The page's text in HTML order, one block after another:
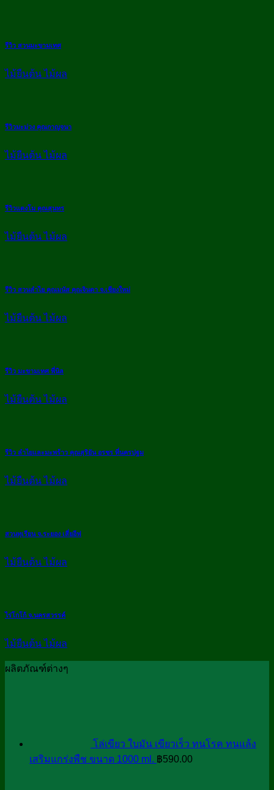
รีวิว สวนมะขามเทศ
ไม้ยืนต้น ไม้ผล
รีวิวมะม่วง คุณกาญจนา
ไม้ยืนต้น ไม้ผล
รีวิวแตงโม คุณสุนทร
ไม้ยืนต้น ไม้ผล
รีวิว สวนลำไย คุณมนัส คุณจินดา จ.เชียงใหม่
ไม้ยืนต้น ไม้ผล
รีวิว มะขามเทศ พี่นิล
ไม้ยืนต้น ไม้ผล
รีวิว ลำไยและมะพร้าว คุณสุริยัน อรชร ที่นครปฐม
ไม้ยืนต้น ไม้ผล
สวนทุเรียน จ.ระยอง เสี่ยอีฟ
ไม้ยืนต้น ไม้ผล
ไร่โกโก้ จ.นครสวรรค์
ไม้ยืนต้น ไม้ผล
ผลิตภัณฑ์ต่างๆ
โล่เขียว ใบมัน เขียวเร็ว ทนโรค ทนแล้ง
เสริมแกร่งพืช ขนาด 1000 ml. ฿590.00